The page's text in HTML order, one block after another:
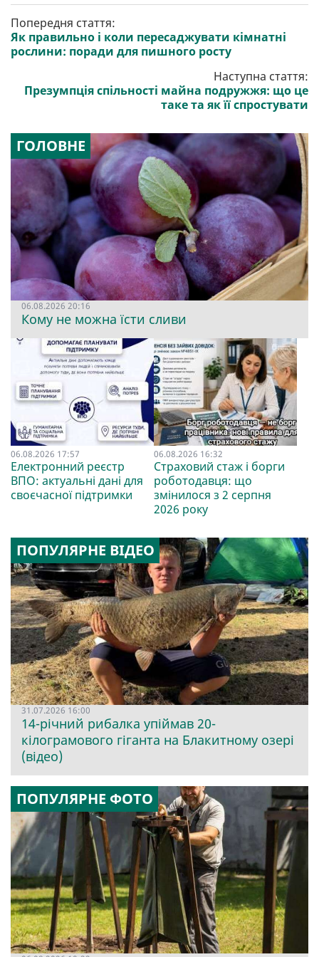
Попередня стаття:
Як правильно і коли пересаджувати кімнатні
рослини: поради для пишного росту
Наступна стаття:
Презумпція спільності майна подружжя: що це
таке та як її спростувати
ГОЛОВНЕ
06.08.2026 20:16
Кому не можна їсти сливи
06.08.2026 17:57
Електронний реєстр
ВПО: актуальні дані для
своєчасної підтримки
06.08.2026 16:32
Страховий стаж і борги
роботодавця: що
змінилося з 2 серпня
2026 року
ПОПУЛЯРНЕ ВІДЕО
31.07.2026 16:00
14-річний рибалка упіймав 20-
кілограмового гіганта на Блакитному озері
(відео)
ПОПУЛЯРНЕ ФОТО